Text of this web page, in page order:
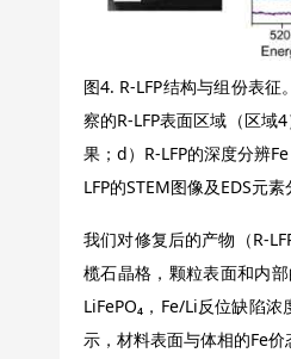
图4. R-LFP结构与组份表
察的R-LFP表面区域（区域
果；d）R-LFP的深度分辨
LFP的STEM图像及EDS元素
我们对修复后的产物（R-
榄石晶格，颗粒表面和内
LiFePO₄，Fe/Li反位缺陷
示，材料表面与体相的Fe